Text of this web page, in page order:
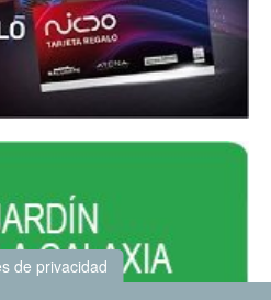
de privacidad